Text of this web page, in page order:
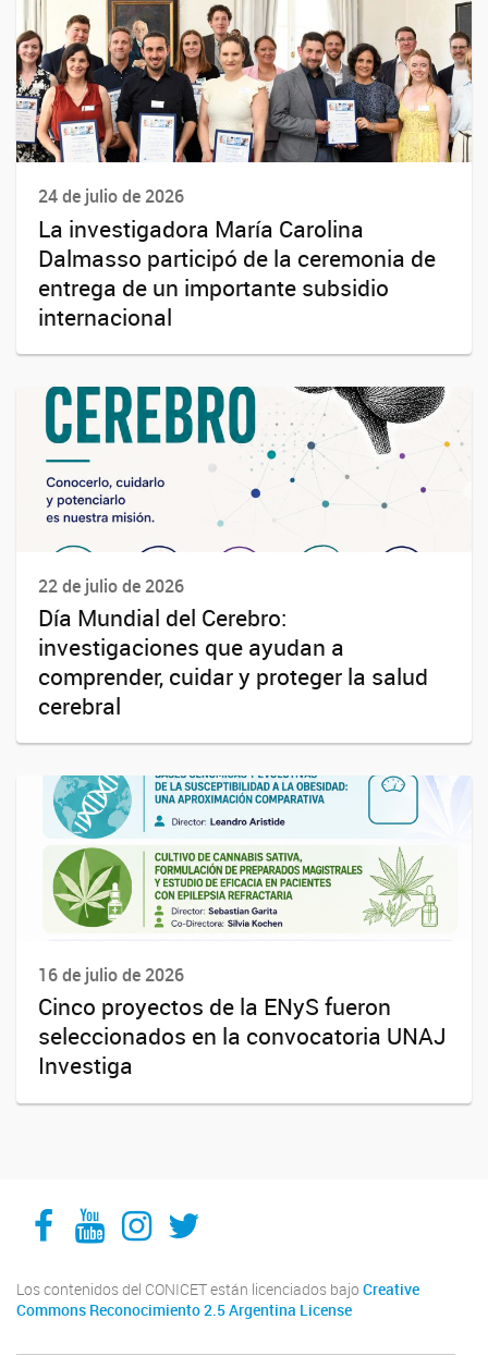
24 de julio de 2026
La investigadora María Carolina
Dalmasso participó de la ceremonia de
entrega de un importante subsidio
internacional
22 de julio de 2026
Día Mundial del Cerebro:
investigaciones que ayudan a
comprender, cuidar y proteger la salud
cerebral
16 de julio de 2026
Cinco proyectos de la ENyS fueron
seleccionados en la convocatoria UNAJ
Investiga
Facebook
YouTube
Instagram
Twitter
Los contenidos del CONICET están licenciados bajo Creative
Commons Reconocimiento 2.5 Argentina License